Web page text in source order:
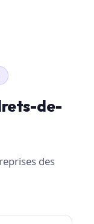
de-
des